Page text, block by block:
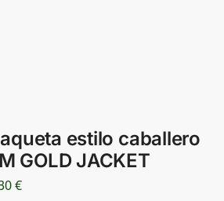
estilo caballero
GOLD JACKET
€